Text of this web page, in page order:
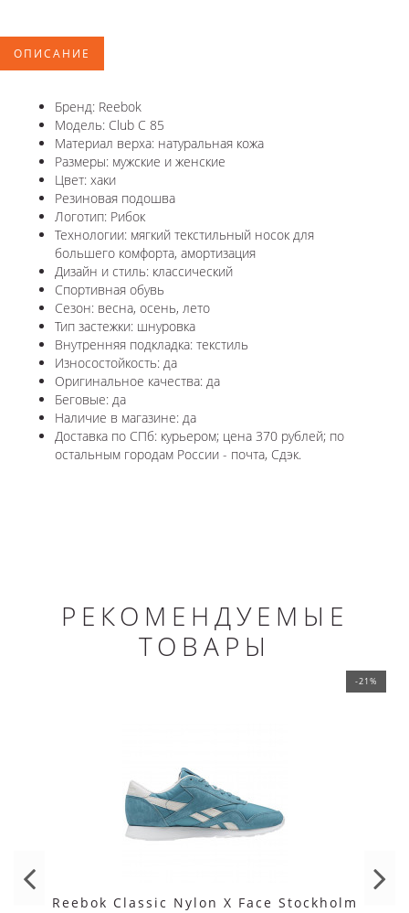
ОПИСАНИЕ
Бренд: Reebok
Модель: Club C 85
Материал верха: натуральная кожа
Размеры: мужские и женские
Цвет: хаки
Резиновая подошва
Логотип: Рибок
Технологии: мягкий текстильный носок для
большего комфорта, амортизация
Дизайн и стиль: классический
Спортивная обувь
Сезон: весна, осень, лето
Тип застежки: шнуровка
Внутренняя подкладка: текстиль
Износостойкость: да
Оригинальное качества: да
Беговые: да
Наличие в магазине: да
Доставка по СПб: курьером; цена 370 рублей; по
остальным городам России - почта, Сдэк.
РЕКОМЕНДУЕМЫЕ
ТОВАРЫ
-21%
Reebok Classic Nylon X Face Stockholm